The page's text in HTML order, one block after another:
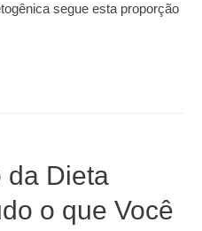
segue esta proporção
da Dieta
o que Você